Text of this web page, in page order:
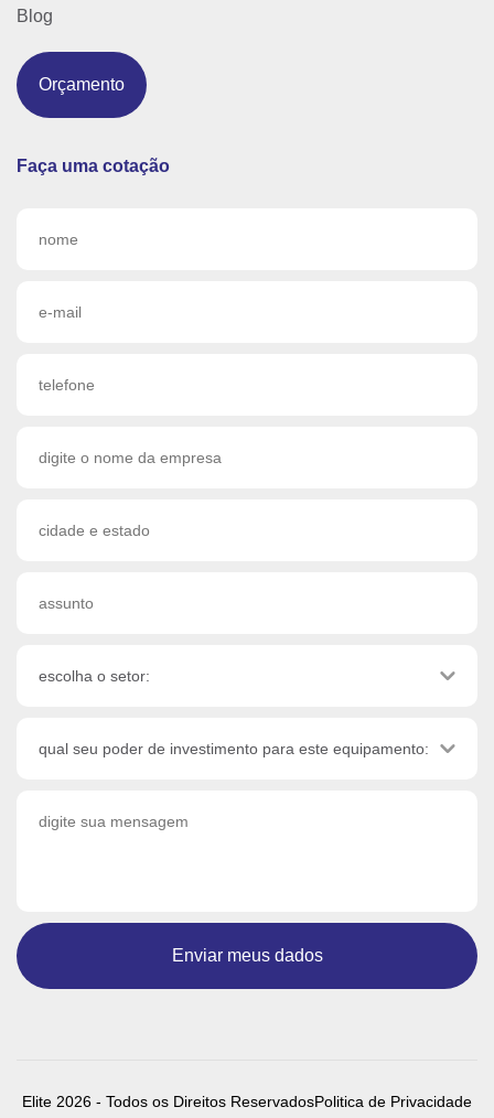
Blog
Orçamento
Faça uma cotação
Enviar meus dados
Elite 2026 - Todos os Direitos ReservadosPolitica de Privacidade